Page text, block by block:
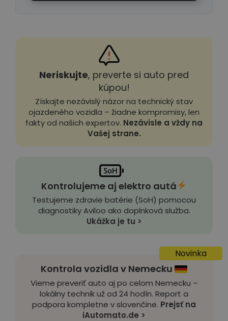
Neriskujte, preverte si auto pred
kúpou!
Získajte nezávislý názor na technický stav
ojazdeného vozidla – žiadne kompromisy, len
fakty od našich expertov. Nezávisle a vždy na
Vašej strane.
Kontrolujeme aj elektro autá
Testujeme zdravie batérie (SoH) pomocou
diagnostiky Aviloo ako doplnková služba.
Ukážka je tu >
Novinka
Kontrola vozidla v Nemecku
Vieme preveriť auto aj po celom Nemecku –
lokálny technik už od 24 hodín. Report a
podpora kompletne v slovenčine. Prejsť na
iAutomato.de >